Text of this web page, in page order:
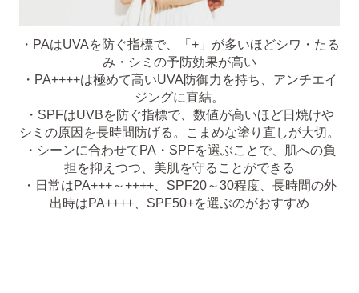
・PAはUVAを防ぐ指標で、「+」が多いほどシワ・たる
み・シミの予防効果が高い
・PA++++は極めて高いUVA防御力を持ち、アンチエイ
ジングに直結。
・SPFはUVBを防ぐ指標で、数値が高いほど日焼けや
シミの原因を長時間防げる。こまめな塗り直しが大切。
・シーンに合わせてPA・SPFを選ぶことで、肌への負
担を抑えつつ、美肌を守ることができる
・日常はPA+++～++++、SPF20～30程度、長時間の外
出時はPA++++、SPF50+を選ぶのがおすすめ